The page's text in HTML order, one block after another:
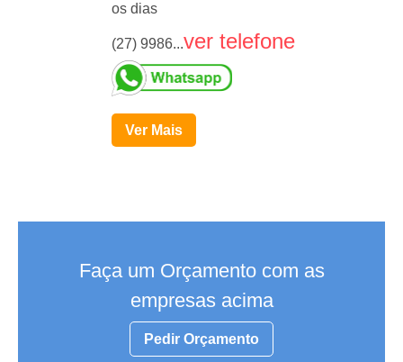
os dias
(27) 9986...ver telefone
Ver Mais
Faça um Orçamento com as
empresas acima
Pedir Orçamento